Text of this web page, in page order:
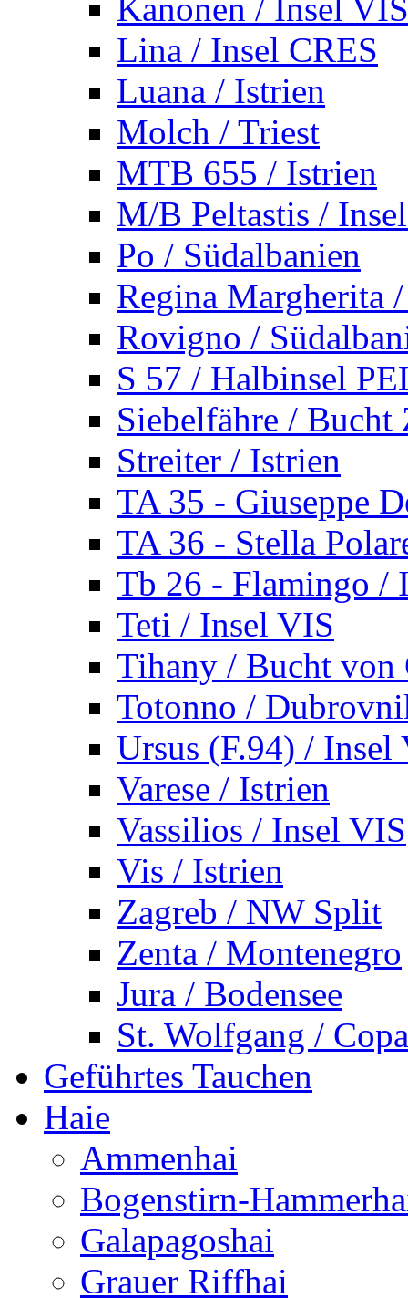
Kanonen / Insel VIS
Lina / Insel CRES
Luana / Istrien
Molch / Triest
MTB 655 / Istrien
M/B Peltastis /
Po / Südalbanien
Regina Margherita
Rovigno /
S 57 / Halbinsel
Siebelfähre / Bucht
Streiter / Istrien
TA 35 - Giuseppe
TA 36 - Stella
Tb 26 - Flamingo /
Teti / Insel VIS
Tihany / Bucht von
Totonno /
Ursus (F.94) / Insel
Varese / Istrien
Vassilios / Insel VIS
Vis / Istrien
Zagreb / NW Split
Zenta / Montenegro
Jura / Bodensee
St. Wolfgang /
Geführtes Tauchen
Haie
Ammenhai
Bogenstirn-
Galapagoshai
Grauer Riffhai